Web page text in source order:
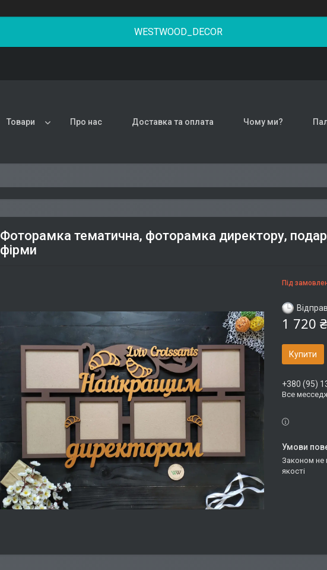
WESTWOOD_DECOR
Товари Про нас Доставка та оплата Чому ми?
Фоторамка тематична, фоторамка директору,
фірми
Під
1 720 ₴
Купити
+380 (95)
Все
Законом не передбачено повернення та обмін даного товару належної
якості